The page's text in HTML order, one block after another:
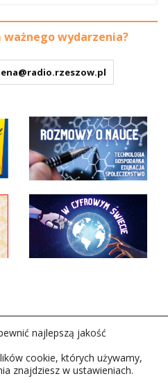
ważnego wydarzenia?
Rzeszów S.A. w likwidacj.
najlepszą jakość
cookie, których używamy,
znajdziesz w ustawieniach.